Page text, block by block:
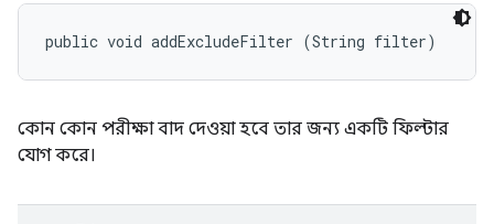
public void addExcludeFilter (String filter)
কোন কোন পরীক্ষা বাদ দেওয়া হবে তার জন্য একটি ফিল্টার
যোগ করে।